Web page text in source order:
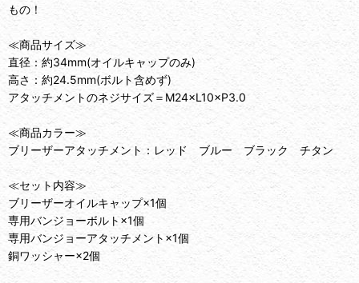
もの！
≪商品サイズ≫
直径：約34mm(オイルキャップのみ)
高さ：約24.5mm(ボルト含めず)
アタッチメントのネジサイズ＝M24×L10×P3.0
≪商品カラー≫
ブリーザーアタッチメント：レッド ブルー ブラック チタン
≪セット内容≫
ブリーザーオイルキャップ×1個
専用バンジョーボルト×1個
専用バンジョーアタッチメント×1個
銅ワッシャー×2個